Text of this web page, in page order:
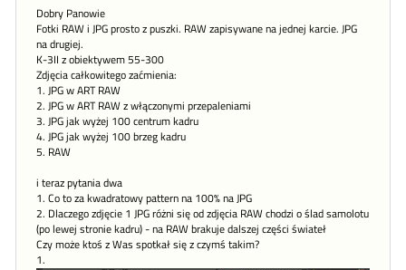
Dobry Panowie
Fotki RAW i JPG prosto z puszki. RAW zapisywane na jednej karcie. JPG
na drugiej.
K-3II z obiektywem 55-300
Zdjęcia całkowitego zaćmienia:
1. JPG w ART RAW
2. JPG w ART RAW z włączonymi przepaleniami
3. JPG jak wyżej 100 centrum kadru
4. JPG jak wyżej 100 brzeg kadru
5. RAW
i teraz pytania dwa
1. Co to za kwadratowy pattern na 100% na JPG
2. Dlaczego zdjęcie 1 JPG różni się od zdjęcia RAW chodzi o ślad samolotu
(po lewej stronie kadru) - na RAW brakuje dalszej części świateł
Czy może ktoś z Was spotkał się z czymś takim?
1.